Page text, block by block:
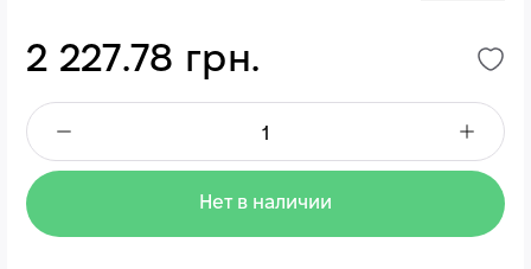
2 227.78 грн.
Нет в наличии